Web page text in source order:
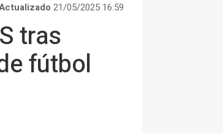
21/05/2025 16:59
tras
fútbol